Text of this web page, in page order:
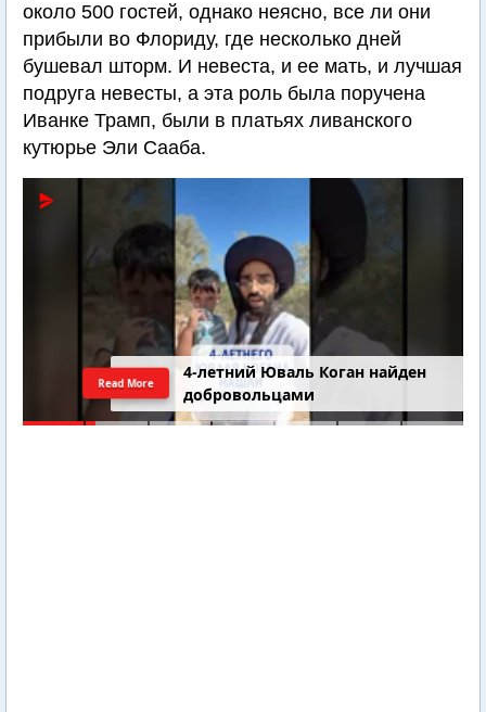
около 500 гостей, однако неясно, все ли они
прибыли во Флориду, где несколько дней
бушевал шторм. И невеста, и ее мать, и лучшая
подруга невесты, а эта роль была поручена
Иванке Трамп, были в платьях ливанского
кутюрье Эли Сааба.
4-летний Юваль Коган найден
добровольцами
Read More